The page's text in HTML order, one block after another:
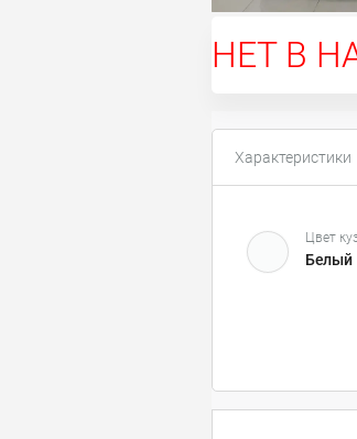
НЕТ В
Характеристики
Цвет
Белый